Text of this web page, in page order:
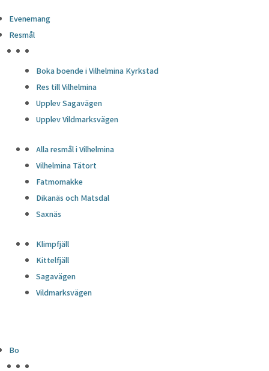
Evenemang
Resmål
Boka boende i Vilhelmina Kyrkstad
Res till Vilhelmina
Upplev Sagavägen
Upplev Vildmarksvägen
Alla resmål i Vilhelmina
Vilhelmina Tätort
Fatmomakke
Dikanäs och Matsdal
Saxnäs
Klimpfjäll
Kittelfjäll
Sagavägen
Vildmarksvägen
Bo